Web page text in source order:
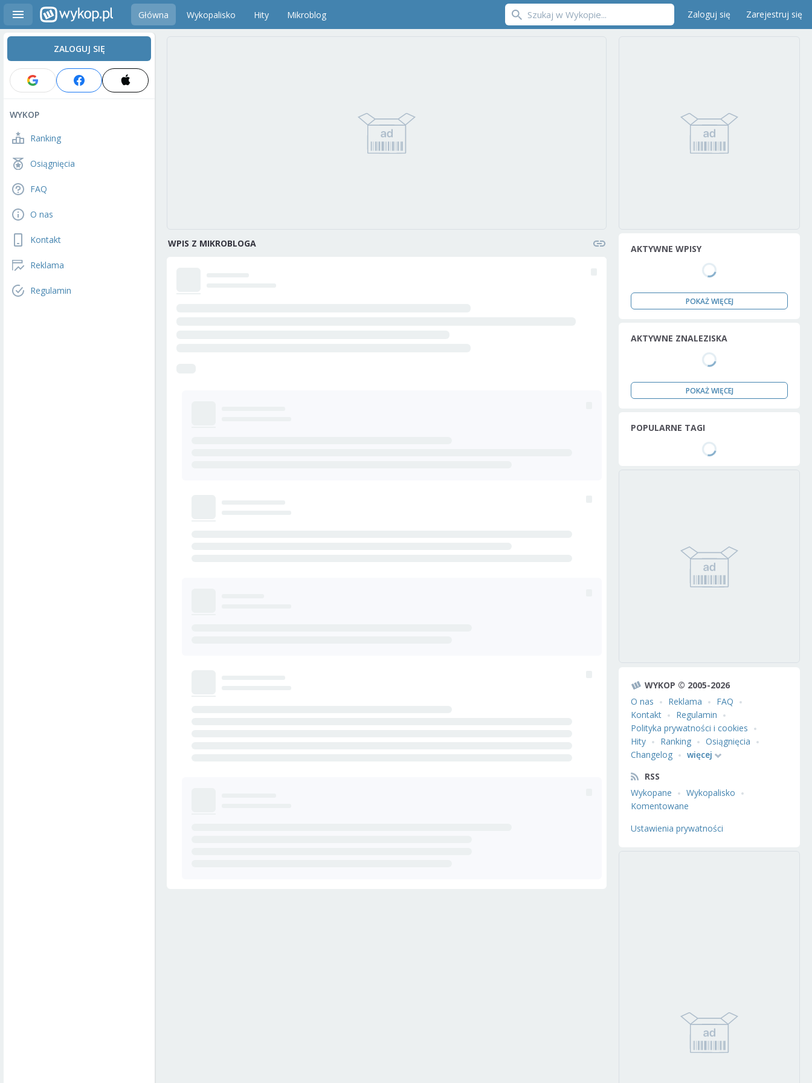
Główna Wykopalisko Hity Mikroblog Zaloguj się Zarejestruj się
ZALOGUJ SIĘ
WYKOP
Ranking
Osiągnięcia
FAQ
O nas
Kontakt
Reklama
Regulamin
WPIS Z MIKROBLOGA AKTYWNE WPISY
POKAŻ WIĘCEJ
AKTYWNE ZNALEZISKA
POKAŻ WIĘCEJ
POPULARNE TAGI
WYKOP © 2005-2026
O nas
Reklama
FAQ
Kontakt
Regulamin
Polityka prywatności i cookies
Hity
Ranking
Osiągnięcia
Changelog
więcej
RSS
Wykopane
Wykopalisko
Komentowane
Ustawienia prywatności